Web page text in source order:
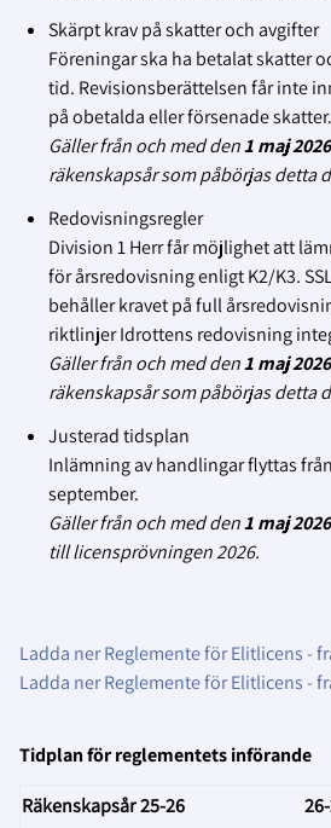
Skärpt krav på skatter och avgifter
Föreningar ska ha betalat skatter
tid. Revisionsberättelsen får inte
på obetalda eller försenade skatter.
Gäller från och med den1 maj2026
räkenskapsår som påbörjas detta
Redovisningsregler
Division 1 Herr får möjlighet att
för årsredovisning enligt K2/K3.
behåller kravet på full
riktlinjerIdrottens redovisning
Gäller från och med den1 maj2026
räkenskapsår som påbörjas detta
Justerad tidsplan
Inlämning av handlingarflyttas
september.
Gäller från och med den1 maj
till licensprövningen 2026.
Ladda ner Reglemente för Elitlicens -
Ladda ner Reglemente för Elitlicens -
Tidplan för reglementets införande
Räkenskapsår25-26